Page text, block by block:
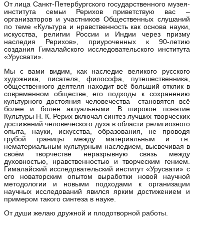
От лица Санкт-Петербургского государственного музея-
института семьи Рерихов приветствую вас –
организаторов и участников Общественных слушаний
по теме «Культура и нравственность как основа науки,
искусства, религии России и Индии через призму
наследия Рерихов», приуроченных к 90-летию
создания Гималайского исследовательского института
«Урусвати».
Мы с вами видим, как наследие великого русского
художника, писателя, философа, путешественника,
общественного деятеля находит всё больший отклик в
современном обществе, его подходы к сохранению
культурного достояния человечества становятся всё
более и более актуальными. В широкое понятие
Культуры Н. К. Рерих включал синтез лучших творческих
достижений человеческого духа в области религиозного
опыта, науки, искусства, образования, не проводя
грубой границы между материальным и т.н.
нематериальным культурным наследием, высвечивая в
своём творчестве неразрывную связь между
духовностью, нравственностью и творческим гением.
Гималайский исследовательский институт «Урусвати» с
его новаторским опытом выработки новой научной
методологии и новыми подходами к организации
научных исследований явился ярким достижением и
примером такого синтеза в науке.
От души желаю дружной и плодотворной работы.